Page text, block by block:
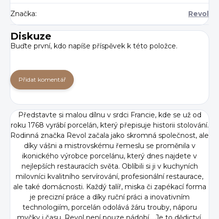
Značka: Revol
Diskuze
Buďte první, kdo napíše příspěvek k této položce.
Přidat komentář
Představte si malou dílnu v srdci Francie, kde se už od
roku 1768 vyrábí porcelán, který přepisuje historii stolování.
Rodinná značka Revol začala jako skromná společnost, ale
díky vášni a mistrovskému řemeslu se proměnila v
ikonického výrobce porcelánu, který dnes najdete v
nejlepších restauracích světa. Oblíbili si ji v kuchyních
milovníci kvalitního servírování, profesionální restaurace,
ale také domácnosti. Každý talíř, miska či zapékací forma
je precizní práce a díky ruční práci a inovativním
technologiím, porcelán odolává žáru trouby, náporu